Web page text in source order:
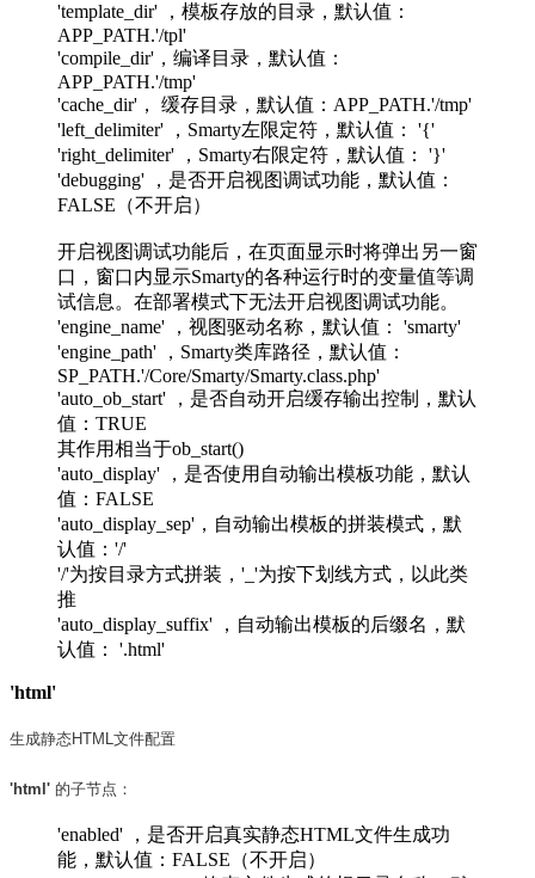
'template_dir' ，模板存放的目录，默认值：
APP_PATH.'/tpl'
'compile_dir'，编译目录，默认值：
APP_PATH.'/tmp'
'cache_dir'， 缓存目录，默认值：APP_PATH.'/tmp'
'left_delimiter' ，Smarty左限定符，默认值： '{'
'right_delimiter' ，Smarty右限定符，默认值： '}'
'debugging' ，是否开启视图调试功能，默认值：
FALSE（不开启）
开启视图调试功能后，在页面显示时将弹出另一窗
口，窗口内显示Smarty的各种运行时的变量值等调
试信息。在部署模式下无法开启视图调试功能。
'engine_name' ，视图驱动名称，默认值： 'smarty'
'engine_path' ，Smarty类库路径，默认值：
SP_PATH.'/Core/Smarty/Smarty.class.php'
'auto_ob_start' ，是否自动开启缓存输出控制，默认
值：TRUE
其作用相当于ob_start()
'auto_display' ，是否使用自动输出模板功能，默认
值：FALSE
'auto_display_sep'，自动输出模板的拼装模式，默
认值：'/'
'/'为按目录方式拼装，'_'为按下划线方式，以此类
推
'auto_display_suffix' ，自动输出模板的后缀名，默
认值： '.html'
'html'
生成静态HTML文件配置
'html' 的子节点：
'enabled' ，是否开启真实静态HTML文件生成功
能，默认值：FALSE（不开启）